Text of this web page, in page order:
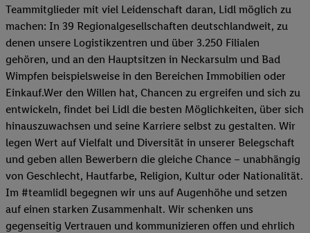
Teammitglieder mit viel Leidenschaft daran, Lidl möglich zu
machen: In 39 Regionalgesellschaften deutschlandweit, zu
denen unsere Logistikzentren und über 3.250 Filialen
gehören, und an den Hauptsitzen in Neckarsulm und Bad
Wimpfen beispielsweise in den Bereichen Immobilien oder
Einkauf.Wer den Willen hat, Chancen zu ergreifen und sich zu
entwickeln, findet bei Lidl die besten Möglichkeiten, über sich
hinauszuwachsen und seine Karriere selbst zu gestalten. Wir
legen Wert auf Vielfalt und Diversität in unserer Belegschaft
und geben allen Bewerbern die gleiche Chance – unabhängig
von Geschlecht, Hautfarbe, Religion, Kultur oder Nationalität.
Im #teamlidl begegnen wir uns auf Augenhöhe und setzen
auf einen starken Zusammenhalt. Wir schenken uns
gegenseitig Vertrauen und kommunizieren offen und ehrlich